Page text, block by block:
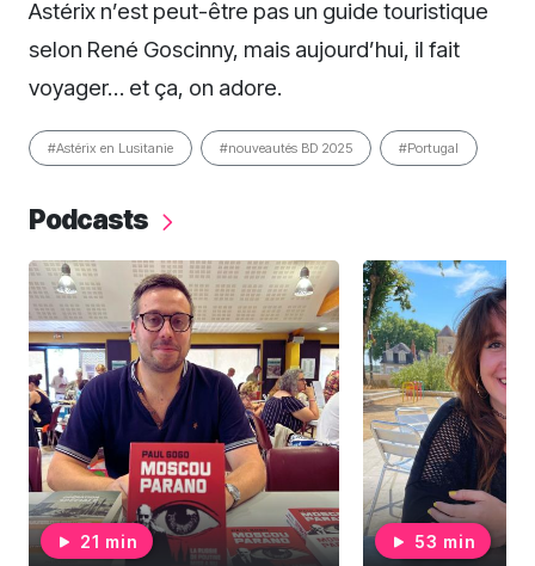
Astérix n’est peut-être pas un guide touristique
selon René Goscinny, mais aujourd’hui, il fait
voyager… et ça, on adore.
#Astérix en Lusitanie #nouveautés BD 2025 #Portugal
Podcasts
21 min 53 min